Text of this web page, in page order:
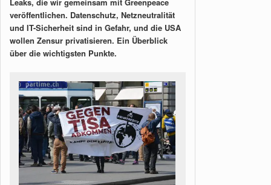
veröffentlichen. Datenschutz, Netzneutralität
und IT-Sicherheit sind in Gefahr, und die USA
wollen Zensur privatisieren. Ein Überblick
über die wichtigsten Punkte.